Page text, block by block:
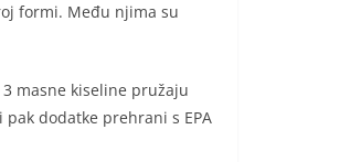
formi. Među njima su
masne kiseline pružaju
dodatke prehrani s EPA